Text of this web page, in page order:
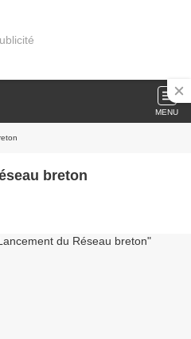
MENU
breton